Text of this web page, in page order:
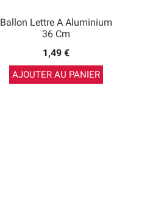
Ballon Lettre A Aluminium
36 Cm
1,49 €
AJOUTER AU PANIER